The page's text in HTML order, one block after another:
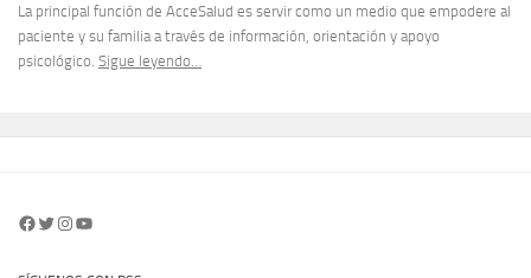
La principal función de AcceSalud es servir como un medio que empodere al
paciente y su familia a través de información, orientación y apoyo
psicológico. Sigue leyendo…
Facebook
Twitter
Instagram
YouTube